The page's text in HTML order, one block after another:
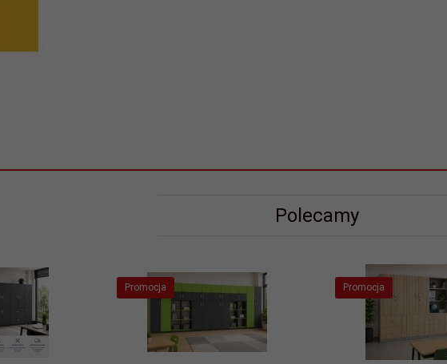
Polecamy
Promocja Promocja